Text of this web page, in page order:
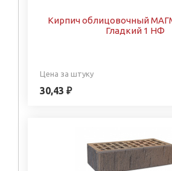
Кирпич облицовочный
Гладкий 1 НФ
Цена за штуку
30,43 ₽